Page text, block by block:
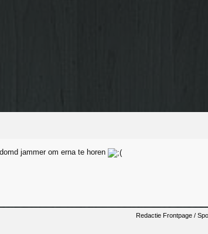
jammer om erna te horen
Redactie Frontpage /